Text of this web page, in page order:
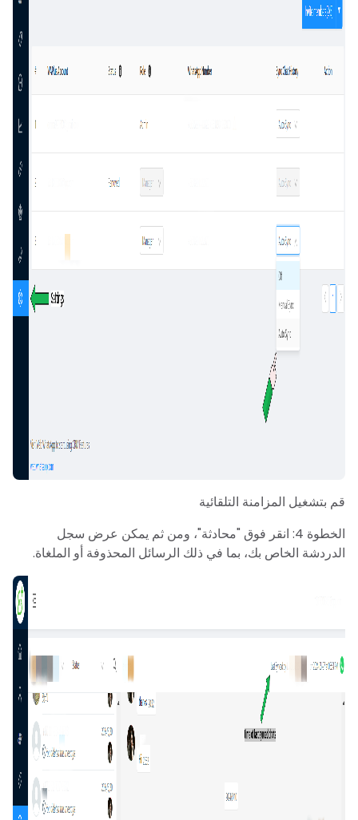
قم بتشغيل المزامنة التلقائية
الخطوة 4: انقر فوق "محادثة"، ومن ثم يمكن عرض سجل
الدردشة الخاص بك، بما في ذلك الرسائل المحذوفة أو الملغاة.